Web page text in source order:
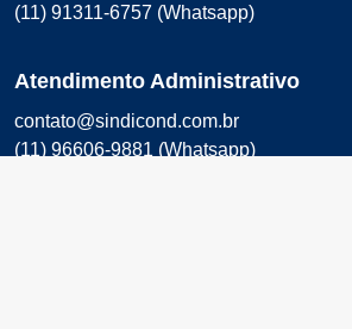
(11) 91311-6757 (Whatsapp)
Atendimento Administrativo
contato@sindicond.com.br
(11) 96606-9881 (Whatsapp)